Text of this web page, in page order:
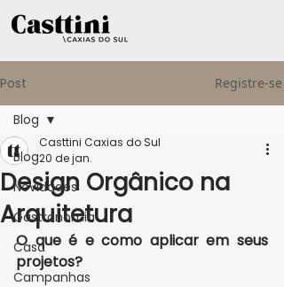
Post Registre-se
Blog
Novidades
Gastronomia
Casa
Campanhas
Blog
Design Orgânico na
Arquitetura
Casttini Caxias do Sul
20 de jan.
O que é e como aplicar em seus
projetos?